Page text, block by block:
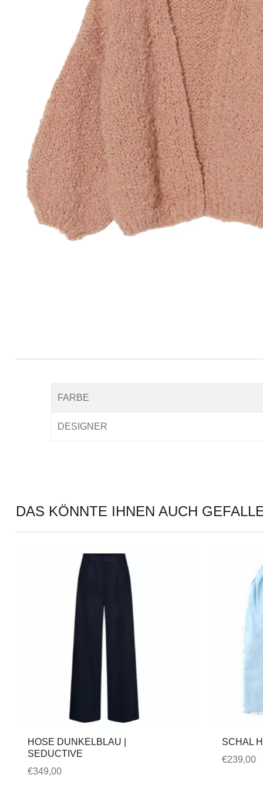
FARBE
DESIGNER
DAS KÖNNTE IHNEN AUCH
HOSE DUNKELBLAU |
SEDUCTIVE
€349,00
SCHAL
€239,00